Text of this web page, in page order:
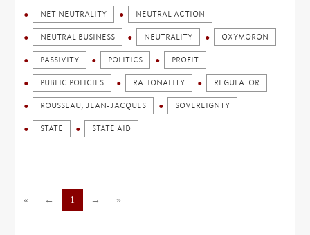
NET NEUTRALITY NEUTRAL ACTION
NEUTRAL BUSINESS NEUTRALITY OXYMORON
PASSIVITY POLITICS PROFIT
PUBLIC POLICIES RATIONALITY REGULATOR
ROUSSEAU, JEAN-JACQUES SOVEREIGNTY
STATE STATE AID
« ← 1 → »